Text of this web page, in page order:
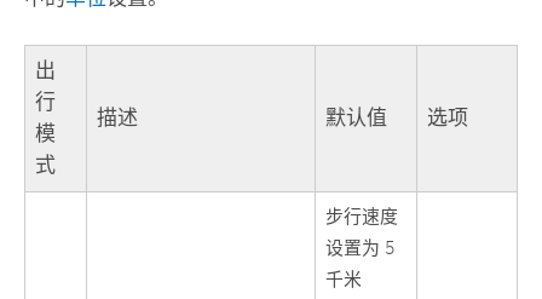
出
行
模
式
描述 默认值 选项
步行速度
设置为 5
千米